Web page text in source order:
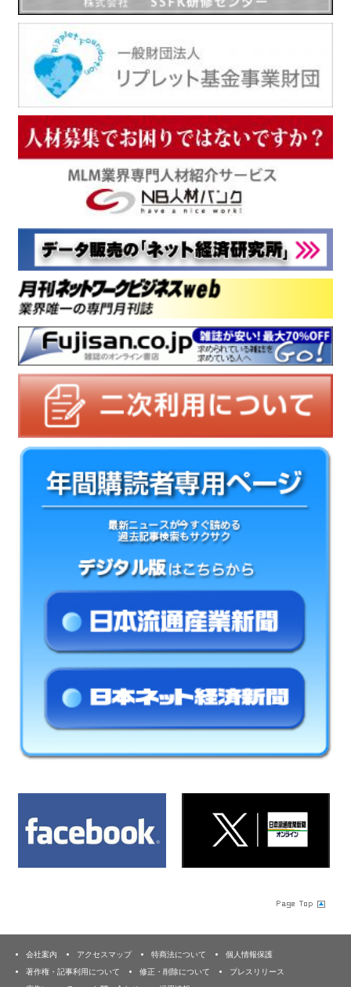
会社案内 アクセスマップ 特商法について
個人情報保護
著作権・記事利用について
修正・削除について
プレスリリース